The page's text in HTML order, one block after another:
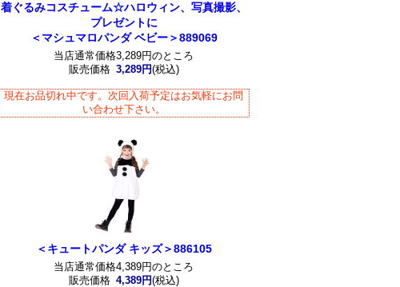
着ぐるみコスチューム☆ハロウィン、写真撮影、
プレゼントに
＜マシュマロパンダ ベビー＞889069
当店通常価格3,289円のところ
販売価格 3,289円(税込)
現在お品切れ中です。次回入荷予定はお気軽にお問
い合わせ下さい。
＜キュートパンダ キッズ＞886105
当店通常価格4,389円のところ
販売価格 4,389円(税込)